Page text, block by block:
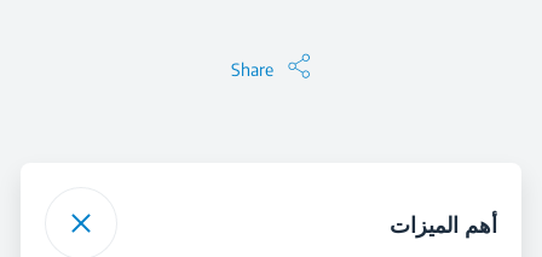
Share
أهم الميزات